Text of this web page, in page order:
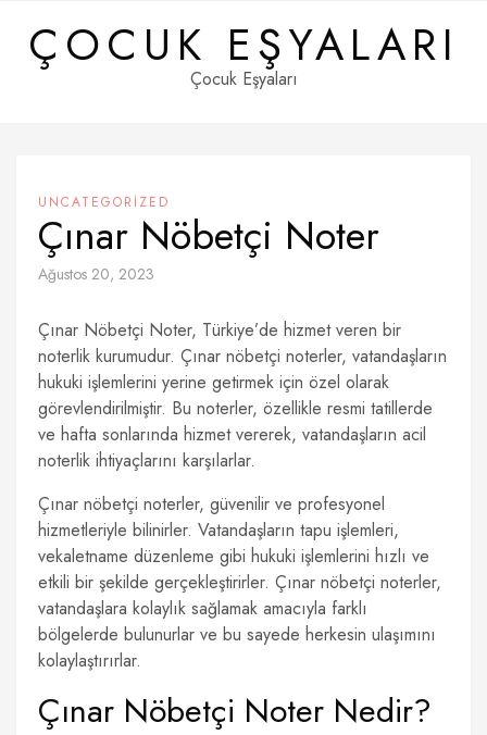
contentÇOCUK EŞYALARI
Çocuk Eşyaları
UNCATEGORIZED
Çınar Nöbetçi Noter
Ağustos 20, 2023
Çınar Nöbetçi Noter, Türkiye’de hizmet veren bir
noterlik kurumudur. Çınar nöbetçi noterler, vatandaşların
hukuki işlemlerini yerine getirmek için özel olarak
görevlendirilmiştir. Bu noterler, özellikle resmi tatillerde
ve hafta sonlarında hizmet vererek, vatandaşların acil
noterlik ihtiyaçlarını karşılarlar.
Çınar nöbetçi noterler, güvenilir ve profesyonel
hizmetleriyle bilinirler. Vatandaşların tapu işlemleri,
vekaletname düzenleme gibi hukuki işlemlerini hızlı ve
etkili bir şekilde gerçekleştirirler. Çınar nöbetçi noterler,
vatandaşlara kolaylık sağlamak amacıyla farklı
bölgelerde bulunurlar ve bu sayede herkesin ulaşımını
kolaylaştırırlar.
Çınar Nöbetçi Noter Nedir?